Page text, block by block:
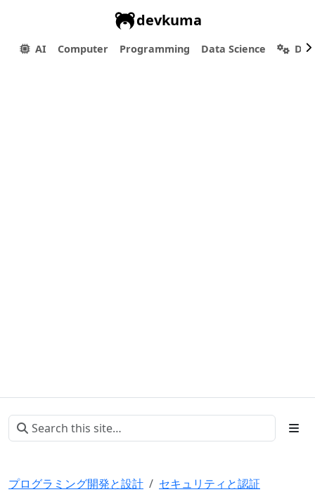
devkuma
AI Computer Programming Data Science
プログラミング開発と設計
セキュリティと認証